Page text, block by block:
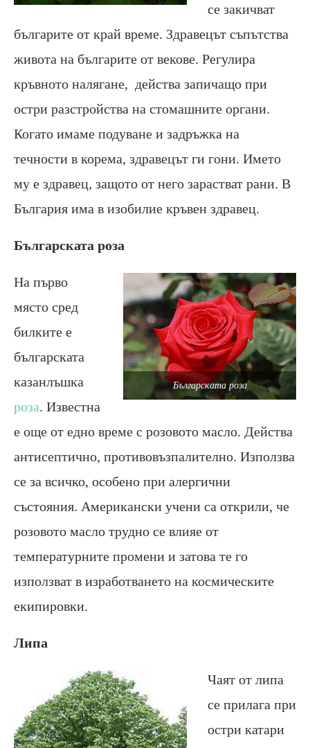
се закичват
българите от край време. Здравецът съпътства
живота на българите от векове. Регулира
кръвното налягане, действа запичащо при
остри разстройства на стомашните органи.
Когато имаме подуване и задръжка на
течности в корема, здравецът ги гони. Името
му е здравец, защото от него зарастват рани. В
България има в изобилие кръвен здравец.
Българската роза
Българската роза
На първо
място сред
билките е
българската
казанлъшка
роза. Известна
е още от едно време с розовото масло. Действа
антисептично, противовъзпалително. Използва
се за всичко, особено при алергични
състояния. Американски учени са открили, че
розовото масло трудно се влияе от
температурните промени и затова те го
използват в изработването на космическите
екипировки.
Липа
Чаят от липа
се прилага при
остри катари